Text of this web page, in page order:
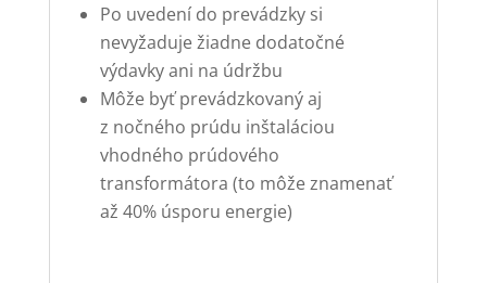
Po uvedení do prevádzky si
nevyžaduje žiadne dodatočné
výdavky ani na údržbu
Môže byť prevádzkovaný aj
z nočného prúdu inštaláciou
vhodného prúdového
transformátora (to môže znamenať
až 40% úsporu energie)